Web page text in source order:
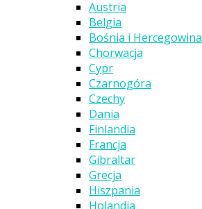
Austria
Belgia
Bośnia i Hercegowina
Chorwacja
Cypr
Czarnogóra
Czechy
Dania
Finlandia
Francja
Gibraltar
Grecja
Hiszpania
Holandia